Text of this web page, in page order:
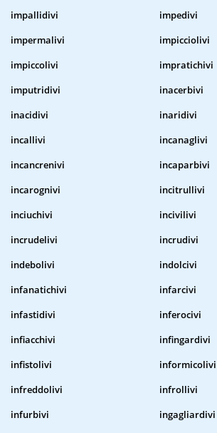
impallidivi
impedivi
impermalivi
impicciolivi
impiccolivi
impratichivi
imputridivi
inacerbivi
inacidivi
inaridivi
incallivi
incanaglivi
incancrenivi
incaparbivi
incarognivi
incitrullivi
inciuchivi
incivilivi
incrudelivi
incrudivi
indebolivi
indolcivi
infanatichivi
infarcivi
infastidivi
inferocivi
infiacchivi
infingardivi
infistolivi
informicolivi
infreddolivi
infrollivi
infurbivi
ingagliardivi